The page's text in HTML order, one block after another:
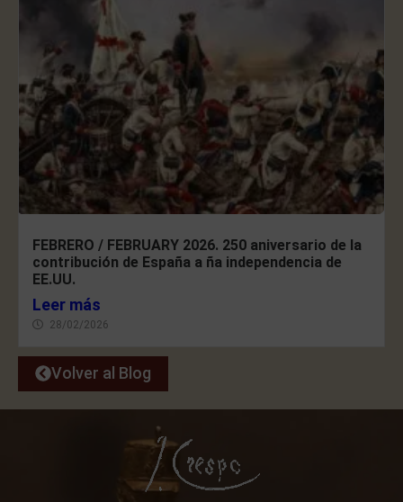
FEBRERO / FEBRUARY 2026. 250 aniversario de la
contribución de España a ña independencia de
EE.UU.
Leer más
28/02/2026
Volver al Blog